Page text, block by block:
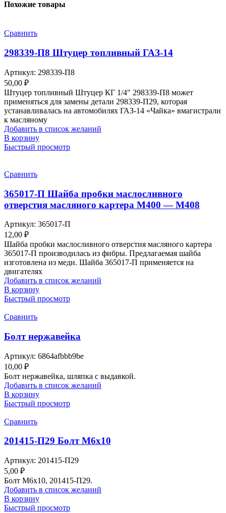
Похожие товары
Сравнить
298339-П8 Штуцер топливный ГАЗ-14
Артикул: 298339-П8
50,00 ₽
Штуцер топливный Штуцер КГ 1/4″ 298339-П8 может
применяться для замены детали 298339-П29, которая
устанавливалась на автомобилях ГАЗ-14 «Чайка» вмагистрали
к масляному
Добавить в список желаний
В корзину
Быстрый просмотр
Сравнить
365017-П Шайба пробки маслосливного
отверстия масляного картера М400 — М408
Артикул: 365017-П
12,00 ₽
Шайба пробки маслосливного отверстия масляного картера
365017-П производилась из фибры. Предлагаемая шайба
изготовлена из меди. Шайба 365017-П применяется на
двигателях
Добавить в список желаний
В корзину
Быстрый просмотр
Сравнить
Болт нержавейка
Артикул: 6864afbbb9be
10,00 ₽
Болт нержавейка, шляпка с выдавкой.
Добавить в список желаний
В корзину
Быстрый просмотр
Сравнить
201415-П29 Болт М6х10
Артикул: 201415-П29
5,00 ₽
Болт М6х10, 201415-П29.
Добавить в список желаний
В корзину
Быстрый просмотр